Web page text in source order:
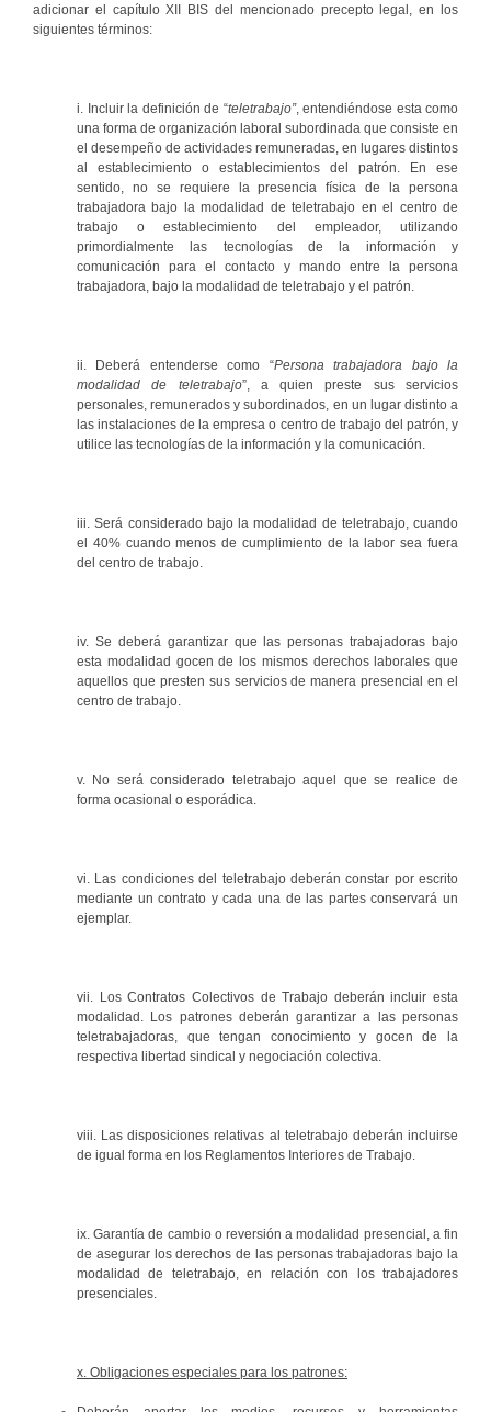
adicionar el capítulo XII BIS del mencionado precepto legal, en los
siguientes términos:
i. Incluir la definición de “teletrabajo”, entendiéndose esta como
una forma de organización laboral subordinada que consiste en
el desempeño de actividades remuneradas, en lugares distintos
al establecimiento o establecimientos del patrón. En ese
sentido, no se requiere la presencia física de la persona
trabajadora bajo la modalidad de teletrabajo en el centro de
trabajo o establecimiento del empleador, utilizando
primordialmente las tecnologías de la información y
comunicación para el contacto y mando entre la persona
trabajadora, bajo la modalidad de teletrabajo y el patrón.
ii. Deberá entenderse como “Persona trabajadora bajo la
modalidad de teletrabajo”, a quien preste sus servicios
personales, remunerados y subordinados, en un lugar distinto a
las instalaciones de la empresa o centro de trabajo del patrón, y
utilice las tecnologías de la información y la comunicación.
iii. Será considerado bajo la modalidad de teletrabajo, cuando
el 40% cuando menos de cumplimiento de la labor sea fuera
del centro de trabajo.
iv. Se deberá garantizar que las personas trabajadoras bajo
esta modalidad gocen de los mismos derechos laborales que
aquellos que presten sus servicios de manera presencial en el
centro de trabajo.
v. No será considerado teletrabajo aquel que se realice de
forma ocasional o esporádica.
vi. Las condiciones del teletrabajo deberán constar por escrito
mediante un contrato y cada una de las partes conservará un
ejemplar.
vii. Los Contratos Colectivos de Trabajo deberán incluir esta
modalidad. Los patrones deberán garantizar a las personas
teletrabajadoras, que tengan conocimiento y gocen de la
respectiva libertad sindical y negociación colectiva.
viii. Las disposiciones relativas al teletrabajo deberán incluirse
de igual forma en los Reglamentos Interiores de Trabajo.
ix. Garantía de cambio o reversión a modalidad presencial, a fin
de asegurar los derechos de las personas trabajadoras bajo la
modalidad de teletrabajo, en relación con los trabajadores
presenciales.
x. Obligaciones especiales para los patrones: